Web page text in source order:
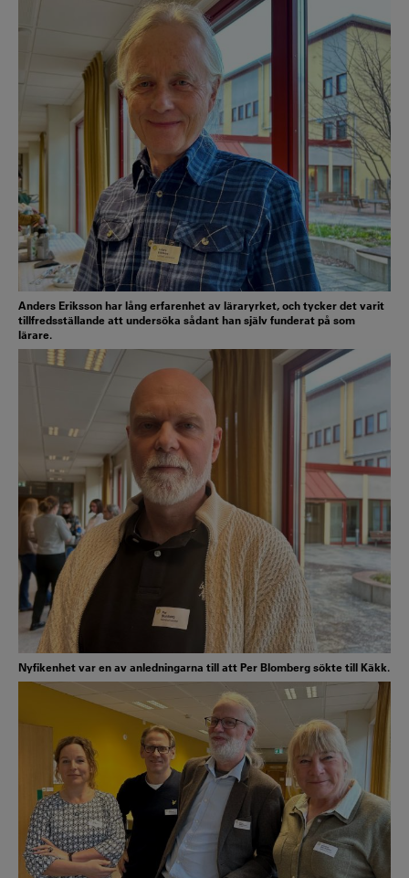
Anders Eriksson har lång erfarenhet av läraryrket, och tycker det varit
tillfredsställande att undersöka sådant han själv funderat på som
lärare.
Nyfikenhet var en av anledningarna till att Per Blomberg sökte till Käkk.